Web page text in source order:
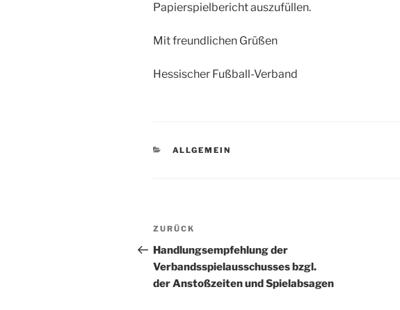
Papierspielbericht auszufüllen.
Mit freundlichen Grüßen
Hessischer Fußball-Verband
KATEGORIEN
ALLGEMEIN
Beitrags-
Navigation
Vorheriger
Beitrag
ZURÜCK
Handlungsempfehlung der
Verbandsspielausschusses bzgl.
der Anstoßzeiten und Spielabsagen